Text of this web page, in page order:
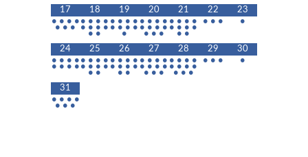
17
• • • •
• • •
18
• • • •
• • • •
• •
19
• • • •
• • • •
•
20
• • • •
• • • •
• • •
21
• • • •
• • • •
• •
22
• • •
23
•
24
• • • •
• • • •
25
• • • •
• • • •
• •
26
• • • •
• • • •
• •
27
• • • •
• • • •
• • •
28
• • • •
• • • •
• • •
29
• • •
30
•
31
• • • •
• • •